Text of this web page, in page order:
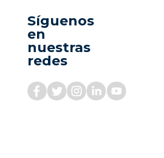
Síguenos
en
nuestras
redes